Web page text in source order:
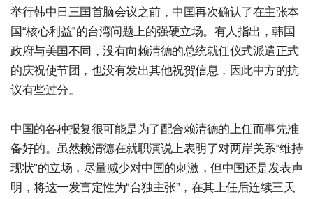
举行韩中日三国首脑会议之前，中国再次确认了在主张本
国“核心利益”的台湾问题上的强硬立场。有人指出，韩国
政府与美国不同，没有向赖清德的总统就任仪式派遣正式
的庆祝使节团，也没有发出其他祝贺信息，因此中方的抗
议有些过分。
中国的各种报复很可能是为了配合赖清德的上任而事先准
备好的。虽然赖清德在就职演说上表明了对两岸关系“维持
现状”的立场，尽量减少对中国的刺激，但中国还是发表声
明，将这一发言定性为“台独主张”，在其上任后连续三天